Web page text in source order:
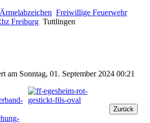
Ärmelabzeichen Freiwillige Feuerwehr
Freiburg Tuttlingen
am Sonntag, 01. September 2024 00:21